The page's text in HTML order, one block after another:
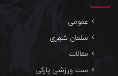
عمومی
مبلمان شهری
مقالات
ست ورزشی پارکی